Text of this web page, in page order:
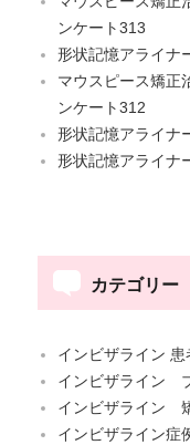
ンケート313
形状記憶アライ
マウスピース矯正
ンケート312
形状記憶アライ
形状記憶アライ
カテゴリー
インビザライン
インビザライン
インビザライン
インビザライン症